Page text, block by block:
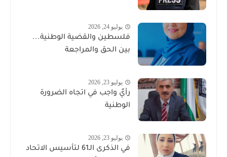
يوليو 24, 2026
فلسطين والقضية الوطنية...
بين الحق والمراجعة
يوليو 23, 2026
رأيٌ واجب في اتجاه الضرورة
الوطنية
يوليو 23, 2026
في الذكرى الـ61 لتأسيس الاتحاد